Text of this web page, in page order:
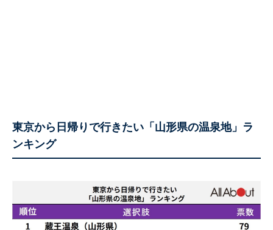
東京から日帰りで行きたい「山形県の温泉地」ラ
ンキング